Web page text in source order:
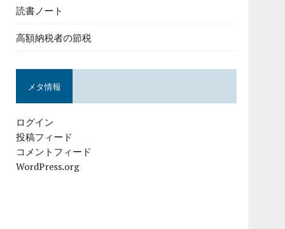
読書ノート
高額納税者の節税
メタ情報
ログイン
投稿フィード
コメントフィード
WordPress.org